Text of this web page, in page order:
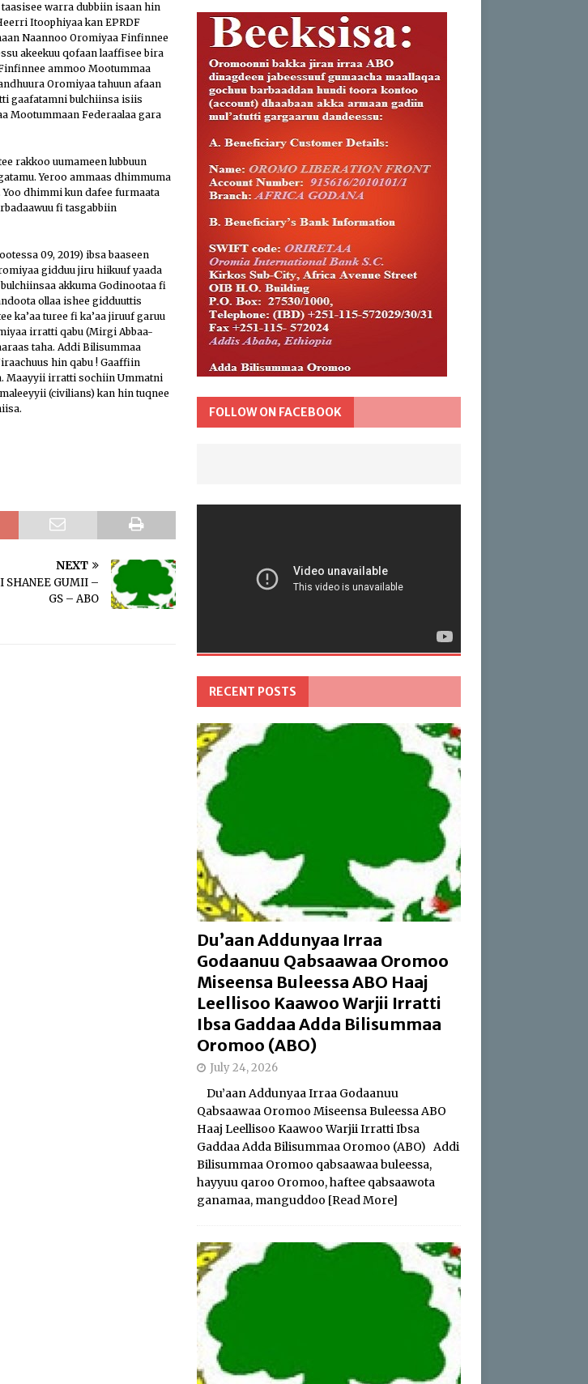
warra dubbiin isaan hin
Itoophiyaa kan EPRDF
Naannoo Oromiyaa Finfinnee
akeekuu qofaan laaffisee bira
ammoo Mootummaa
Oromiyaa tahuun afaan
gaafatamni bulchiinsa isiis
Mootummaan Federaalaa gara
rakkoo uumameen lubbuun
Yeroo ammaas dhimmuma
dhimmi kun dafee furmaata
fi tasgabbiin
09, 2019) ibsa baaseen
gidduu jiru hiikuuf yaada
akkuma Godinootaa fi
ollaa ishee gidduuttis
ka’aa turee fi ka’aa jiruuf garuu
irratti qabu (Mirgi Abbaa-
taha. Addi Bilisummaa
hin qabu ! Gaaffiin
Maayyii irratti sochiin Ummatni
(civilians) kan hin tuqnee
NEXT
SHANEE GUMII –
GS – ABO
FOLLOW ON FACEBOOK
RECENT POSTS
Du’aan Addunyaa Irraa
Godaanuu Qabsaawaa Oromoo
Miseensa Buleessa ABO Haaj
Leellisoo Kaawoo Warjii Irratti
Ibsa Gaddaa Adda Bilisummaa
Oromoo (ABO)
July 24, 2026
Du’aan Addunyaa Irraa Godaanuu
Qabsaawaa Oromoo Miseensa Buleessa ABO
Haaj Leellisoo Kaawoo Warjii Irratti Ibsa
Gaddaa Adda Bilisummaa Oromoo (ABO) Addi
Bilisummaa Oromoo qabsaawaa buleessa,
hayyuu qaroo Oromoo, haftee qabsaawota
ganamaa, manguddoo [Read More]